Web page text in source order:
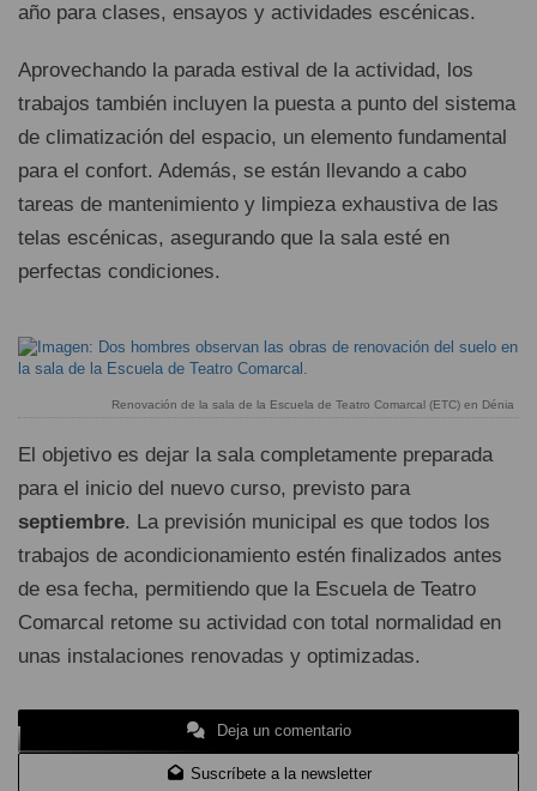
año para clases, ensayos y actividades escénicas.
Aprovechando la parada estival de la actividad, los
trabajos también incluyen la puesta a punto del sistema
de climatización del espacio, un elemento fundamental
para el confort. Además, se están llevando a cabo
tareas de mantenimiento y limpieza exhaustiva de las
telas escénicas, asegurando que la sala esté en
perfectas condiciones.
Renovación de la sala de la Escuela de Teatro Comarcal (ETC) en Dénia
El objetivo es dejar la sala completamente preparada
para el inicio del nuevo curso, previsto para
septiembre. La previsión municipal es que todos los
trabajos de acondicionamiento estén finalizados antes
de esa fecha, permitiendo que la Escuela de Teatro
Comarcal retome su actividad con total normalidad en
unas instalaciones renovadas y optimizadas.
Deja un comentario
Suscríbete a la newsletter